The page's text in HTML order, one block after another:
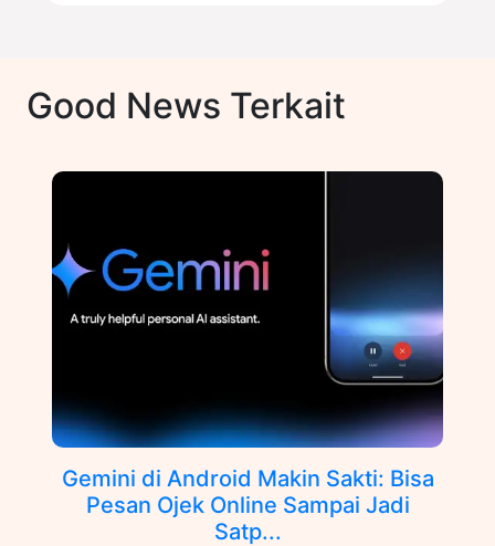
Good News Terkait
Gemini di Android Makin Sakti: Bisa
Pesan Ojek Online Sampai Jadi
Satp...